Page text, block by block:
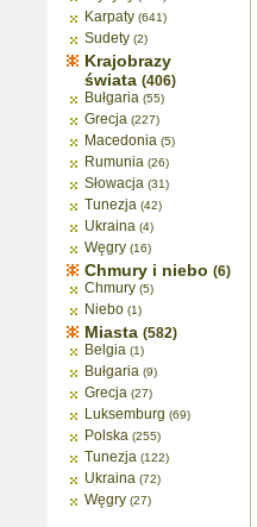
Karpaty (641)
Sudety (2)
Krajobrazy
świata (406)
Bułgaria (55)
Grecja (227)
Macedonia (5)
Rumunia (26)
Słowacja (31)
Tunezja (42)
Ukraina (4)
Węgry (16)
Chmury i niebo (6)
Chmury (5)
Niebo (1)
Miasta (582)
Belgia (1)
Bułgaria (9)
Grecja (27)
Luksemburg (69)
Polska (255)
Tunezja (122)
Ukraina (72)
Węgry (27)